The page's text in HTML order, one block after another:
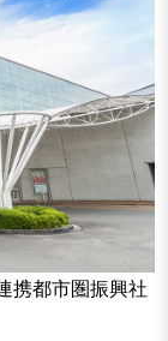
携都市圏振興社